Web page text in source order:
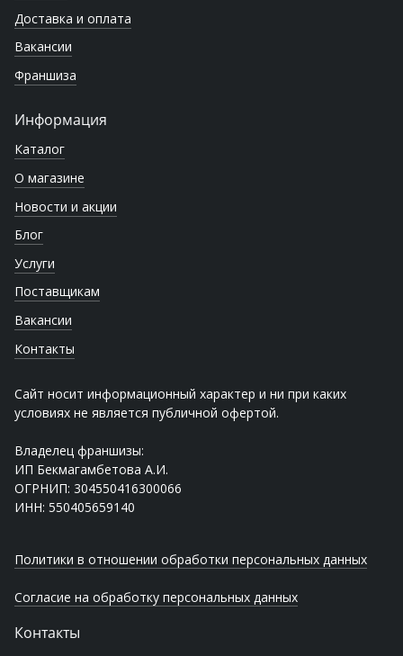
Доставка и оплата
Вакансии
Франшиза
Информация
Каталог
О магазине
Новости и акции
Блог
Услуги
Поставщикам
Вакансии
Контакты
Сайт носит информационный характер и ни при каких
условиях не является публичной офертой.
Владелец франшизы:
ИП Бекмагамбетова А.И.
ОГРНИП: 304550416300066
ИНН: 550405659140
Политики в отношении обработки персональных данных
Согласие на обработку персональных данных
Контакты